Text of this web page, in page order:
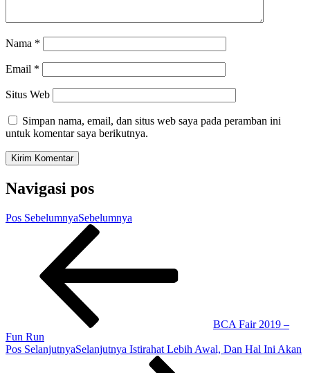
Nama *
Email *
Situs Web
Simpan nama, email, dan situs web saya pada peramban ini
untuk komentar saya berikutnya.
Navigasi pos
Pos SebelumnyaSebelumnya
BCA Fair 2019 –
Fun Run
Pos SelanjutnyaSelanjutnya Istirahat Lebih Awal, Dan Hal Ini Akan